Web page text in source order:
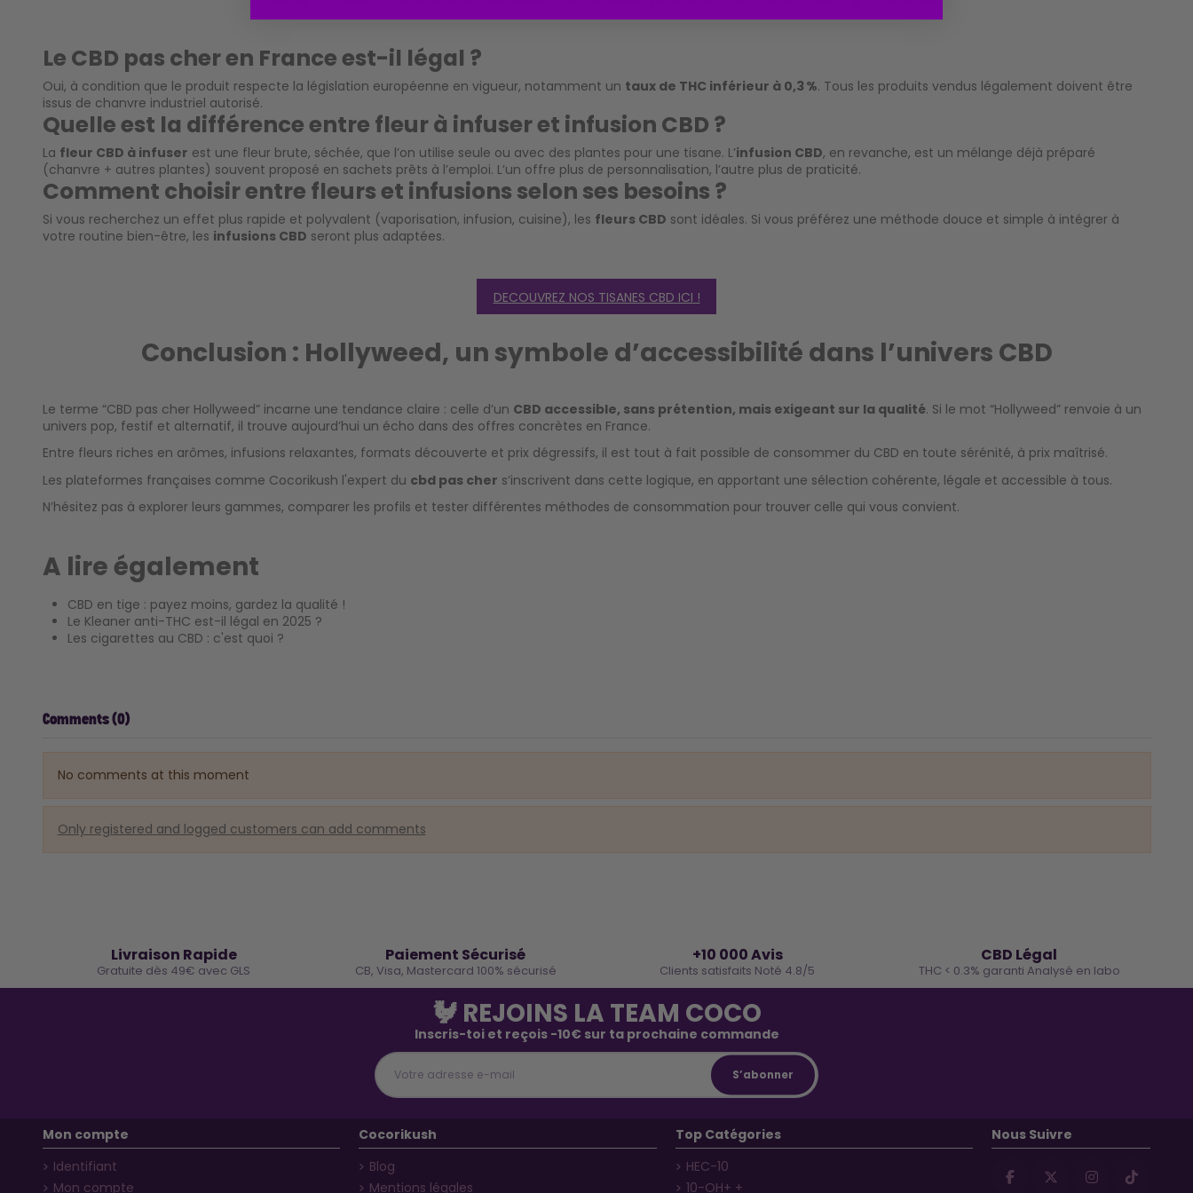
Le CBD pas cher en France est-il légal ?
Oui, à condition que le produit respecte la législation européenne en vigueur, notamment un taux de THC inférieur à 0,3 %. Tous les produits vendus légalement doivent être
issus de chanvre industriel autorisé.
Quelle est la différence entre fleur à infuser et infusion CBD ?
La fleur CBD à infuser est une fleur brute, séchée, que l’on utilise seule ou avec des plantes pour une tisane. L’infusion CBD, en revanche, est un mélange déjà préparé
(chanvre + autres plantes) souvent proposé en sachets prêts à l’emploi. L’un offre plus de personnalisation, l’autre plus de praticité.
Comment choisir entre fleurs et infusions selon ses besoins ?
Si vous recherchez un effet plus rapide et polyvalent (vaporisation, infusion, cuisine), les fleurs CBD sont idéales. Si vous préférez une méthode douce et simple à intégrer à
votre routine bien-être, les infusions CBD seront plus adaptées.
DECOUVREZ NOS TISANES CBD ICI !
Conclusion : Hollyweed, un symbole d’accessibilité dans l’univers CBD
Le terme “CBD pas cher Hollyweed” incarne une tendance claire : celle d’un CBD accessible, sans prétention, mais exigeant sur la qualité. Si le mot “Hollyweed” renvoie à un
univers pop, festif et alternatif, il trouve aujourd’hui un écho dans des offres concrètes en France.
Entre fleurs riches en arômes, infusions relaxantes, formats découverte et prix dégressifs, il est tout à fait possible de consommer du CBD en toute sérénité, à prix maîtrisé.
Les plateformes françaises comme Cocorikush l'expert du cbd pas cher s’inscrivent dans cette logique, en apportant une sélection cohérente, légale et accessible à tous.
N’hésitez pas à explorer leurs gammes, comparer les profils et tester différentes méthodes de consommation pour trouver celle qui vous convient.
A lire également
CBD en tige : payez moins, gardez la qualité !
Le Kleaner anti-THC est-il légal en 2025 ?
Les cigarettes au CBD : c'est quoi ?
Comments (0)
No comments at this moment
Only registered and logged customers can add comments
Livraison Rapide
Gratuite dès 49€ avec GLS
Paiement Sécurisé
CB, Visa, Mastercard 100% sécurisé
+10 000 Avis
Clients satisfaits Noté 4.8/5
CBD Légal
THC < 0.3% garanti Analysé en labo
🐓 REJOINS LA TEAM COCO
Inscris-toi et reçois -10€ sur ta prochaine commande
Mon compte
Identifiant
Mon compte
Cocorikush
Blog
Mentions légales
Top Catégories
HEC-10
10-OH+ +
Nous Suivre